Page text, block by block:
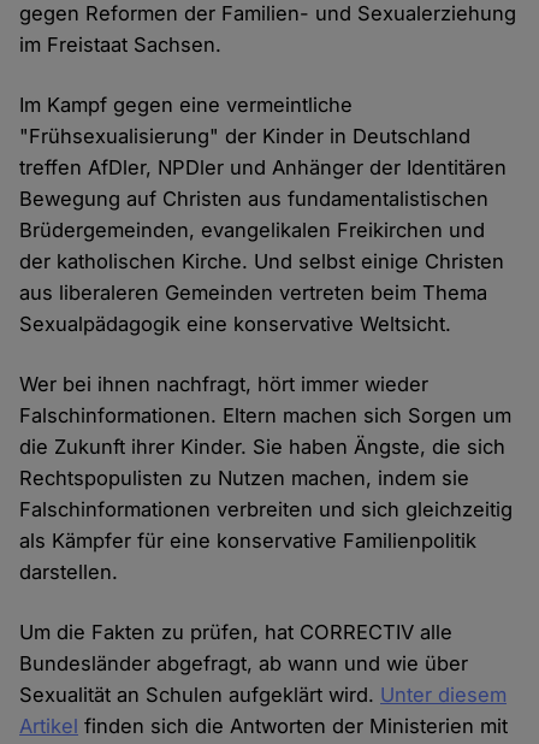
gegen Reformen der Familien- und Sexualerziehung
im Freistaat Sachsen.
Im Kampf gegen eine vermeintliche
"Frühsexualisierung" der Kinder in Deutschland
treffen AfDler, NPDler und Anhänger der Identitären
Bewegung auf Christen aus fundamentalistischen
Brüdergemeinden, evangelikalen Freikirchen und
der katholischen Kirche. Und selbst einige Christen
aus liberaleren Gemeinden vertreten beim Thema
Sexualpädagogik eine konservative Weltsicht.
Wer bei ihnen nachfragt, hört immer wieder
Falschinformationen. Eltern machen sich Sorgen um
die Zukunft ihrer Kinder. Sie haben Ängste, die sich
Rechtspopulisten zu Nutzen machen, indem sie
Falschinformationen verbreiten und sich gleichzeitig
als Kämpfer für eine konservative Familienpolitik
darstellen.
Um die Fakten zu prüfen, hat CORRECTIV alle
Bundesländer abgefragt, ab wann und wie über
Sexualität an Schulen aufgeklärt wird. Unter diesem
Artikel finden sich die Antworten der Ministerien mit